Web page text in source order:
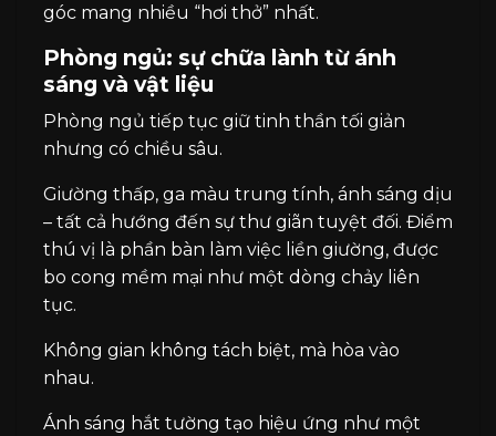
góc mang nhiều “hơi thở” nhất.
Phòng ngủ: sự chữa lành từ ánh
sáng và vật liệu
Phòng ngủ tiếp tục giữ tinh thần tối giản
nhưng có chiều sâu.
Giường thấp, ga màu trung tính, ánh sáng dịu
– tất cả hướng đến sự thư giãn tuyệt đối. Điểm
thú vị là phần bàn làm việc liền giường, được
bo cong mềm mại như một dòng chảy liên
tục.
Không gian không tách biệt, mà hòa vào
nhau.
Ánh sáng hắt tường tạo hiệu ứng như một